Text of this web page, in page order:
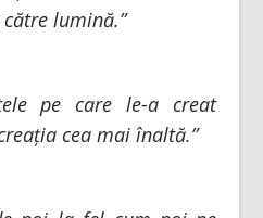
lumină.”
pe care le-a creat
cea mai înaltă.”